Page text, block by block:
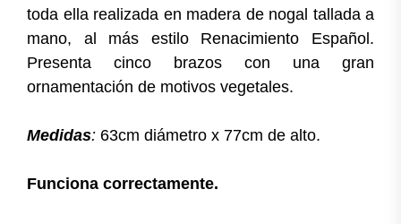
toda ella realizada en madera de nogal tallada a
mano, al más estilo Renacimiento Español.
Presenta cinco brazos con una gran
ornamentación de motivos vegetales.
Medidas: 63cm diámetro x 77cm de alto.
Funciona correctamente.